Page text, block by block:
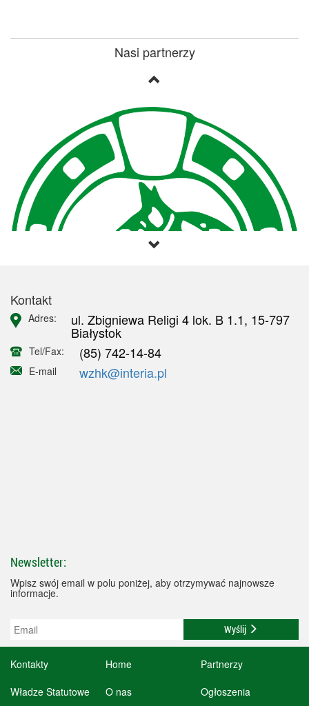
Nasi partnerzy
Kontakt
Adres: ul. Zbigniewa Religi 4 lok. B 1.1, 15-797
Białystok
Tel/Fax: (85) 742-14-84
E-mail wzhk@interia.pl
Newsletter:
Wpisz swój email w polu poniżej, aby otrzymywać najnowsze
informacje.
Wyślij
Kontakty Home
Partnerzy
Władze Statutowe
O nas Ogłoszenia